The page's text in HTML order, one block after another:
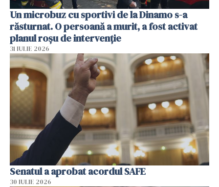
Un microbuz cu sportivi de la Dinamo s-a
răsturnat. O persoană a murit, a fost activat
planul roșu de intervenție
31 IULIE 2026
Senatul a aprobat acordul SAFE
30 IULIE 2026